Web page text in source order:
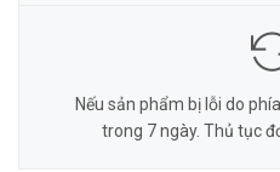
Nếu sản phẩm bị lỗi do
trong 7 ngày. Thủ tục